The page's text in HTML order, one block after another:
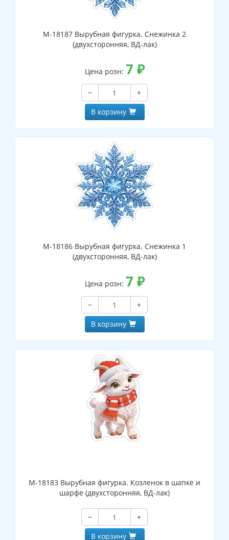
М-18187 Вырубная фигурка. Снежинка 2
(двухсторонняя, ВД-лак)
Цена розн: 7 ₽
−
+
В корзину
М-18186 Вырубная фигурка. Снежинка 1
(двухсторонняя, ВД-лак)
Цена розн: 7 ₽
−
+
В корзину
М-18183 Вырубная фигурка. Козленок в шапке и
шарфе (двухсторонняя, ВД-лак)
−
+
В корзину